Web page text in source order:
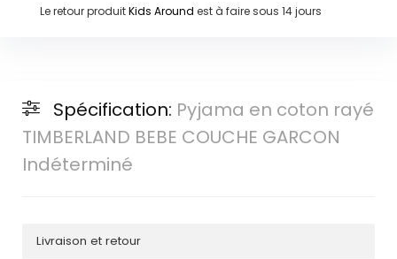
Le retour produitKids Around est à faire sous 14 jours
Spécification: Pyjama en coton rayé
TIMBERLAND BEBE COUCHE GARCON
Indéterminé
Livraison et retour